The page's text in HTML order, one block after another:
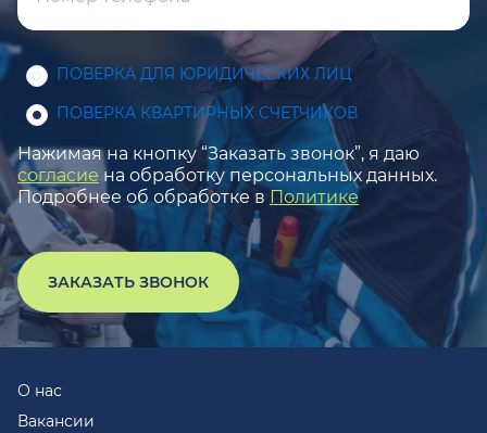
ПОВЕРКА ДЛЯ ЮРИДИЧЕСКИХ ЛИЦ
ПОВЕРКА КВАРТИРНЫХ СЧЕТЧИКОВ
Нажимая на кнопку “Заказать звонок”, я даю
согласие на обработку персональных данных.
Подробнее об обработке в Политике
ЗАКАЗАТЬ ЗВОНОК
О нас
Вакансии